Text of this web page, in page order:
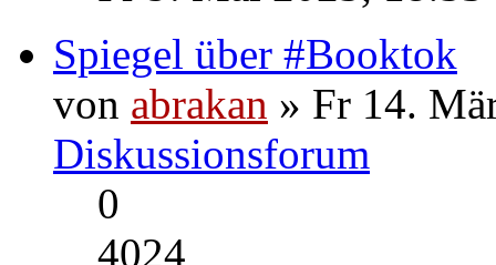
Spiegel über #Booktok
von abrakan » Fr 14.
Diskussionsforum
0
4024